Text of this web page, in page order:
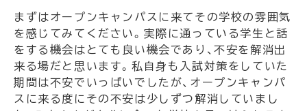
まずはオープンキャンパスに来てその学校の雰囲気
を感じてみてください。実際に通っている学生と話
をする機会はとても良い機会であり、不安を解消出
来る場だと思います。私自身も入試対策をしていた
期間は不安でいっぱいでしたが、オープンキャンパ
スに来る度にその不安は少しずつ解消していまし